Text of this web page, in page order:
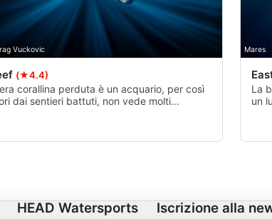
Vuckovic
(★4.4)
corallina perduta è un acquario, per così
dai sentieri battuti, non vede molti
Mares
La
un
HEAD Watersports Iscrizione alla
da